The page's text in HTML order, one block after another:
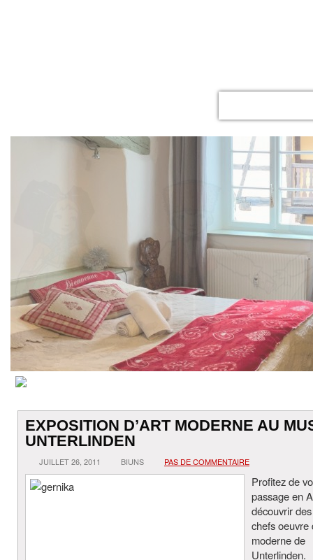
EXPOSITION D’ART MODERNE AU
UNTERLINDEN
JUILLET 26, 2011 BIUNS PAS DE COMMENTAIRE
Profitez de
passage en
découvrir des
chefs oeuvre
moderne de
Unterlinden.